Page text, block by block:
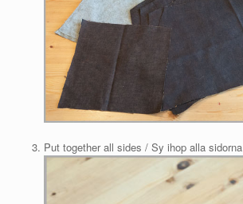
Put together all sides / Sy ihop alla sidorna